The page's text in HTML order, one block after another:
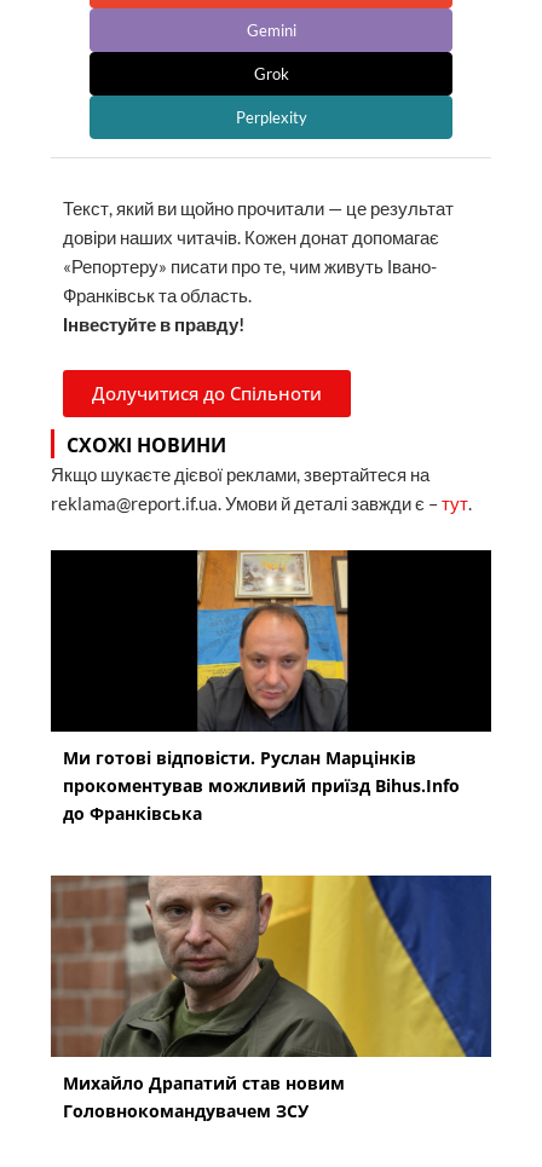
Gemini
Grok
Perplexity
Текст, який ви щойно прочитали — це результат
довіри наших читачів. Кожен донат допомагає
«Репортеру» писати про те, чим живуть Івано-
Франківськ та область.
Інвестуйте в правду!
Долучитися до Спільноти
СХОЖІ НОВИНИ
Якщо шукаєте дієвої реклами, звертайтеся на
reklama@report.if.ua. Умови й деталі завжди є –тут.
Ми готові відповісти. Руслан Марцінків
прокоментував можливий приїзд Bihus.Info
до Франківська
Михайло Драпатий став новим
Головнокомандувачем ЗСУ